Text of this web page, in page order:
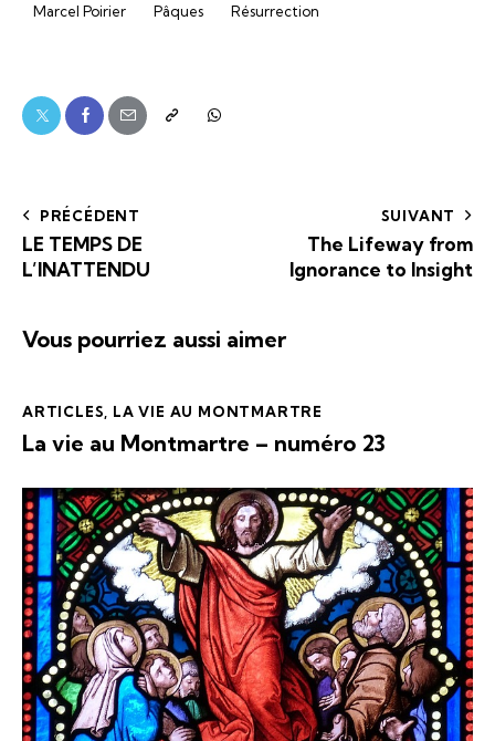
Marcel Poirier Pâques Résurrection
PRÉCÉDENT
LE TEMPS DE
L’INATTENDU
SUIVANT
The Lifeway from
Ignorance to Insight
Vous pourriez aussi aimer
ARTICLES LA VIE AU MONTMARTRE
La vie au Montmartre – numéro 23